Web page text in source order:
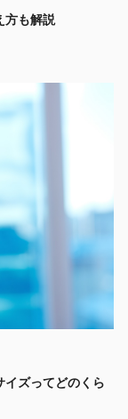
方も解説
イズってどのくら